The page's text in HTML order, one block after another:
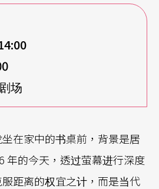
场
在家中的书桌前，背景是居
年的今天，透过萤幕进行深度
距离的权宜之计，而是当代